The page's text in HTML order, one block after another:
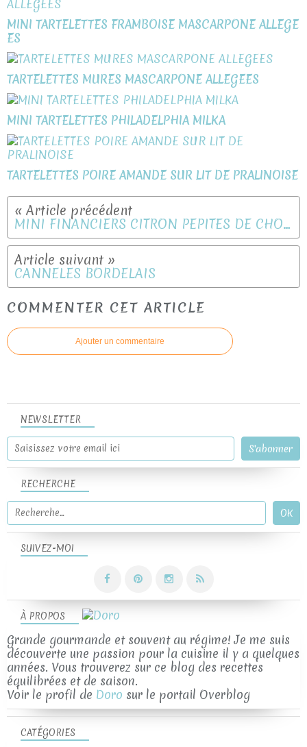
MINI TARTELETTES FRAMBOISE MASCARPONE ALLEGE
ES
TARTELETTES MURES MASCARPONE ALLEGEES
MINI TARTELETTES PHILADELPHIA MILKA
TARTELETTES POIRE AMANDE SUR LIT DE PRALINOISE
MINI FINANCIERS CITRON PEPITES DE CHOCOLAT
CANNELES BORDELAIS
COMMENTER CET ARTICLE
Ajouter un commentaire
NEWSLETTER
SUIVEZ-MOI
RECHERCHE
À PROPOS
Grande gourmande et souvent au régime! Je me suis
découverte une passion pour la cuisine il y a quelques
années. Vous trouverez sur ce blog des recettes
équilibrées et de saison.
Voir le profil de Doro sur le portail Overblog
CATÉGORIES